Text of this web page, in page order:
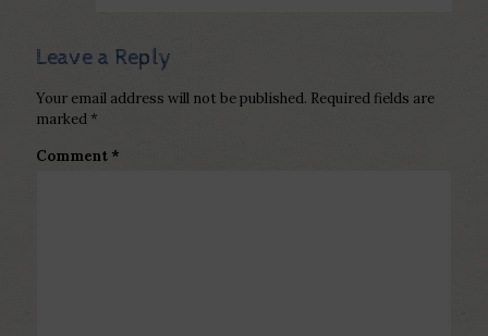
Leave a Reply
Your email address will not be published. Required fields are
marked *
Comment *